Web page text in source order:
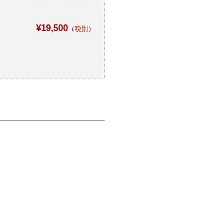
¥19,500 （税別）